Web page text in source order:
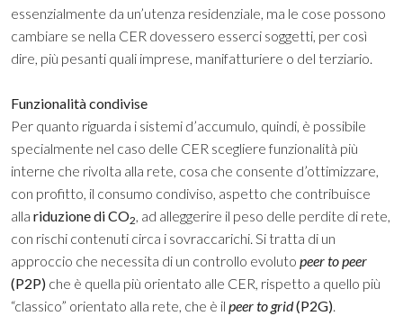
essenzialmente da un’utenza residenziale, ma le cose possono
cambiare se nella CER dovessero esserci soggetti, per così
dire, più pesanti quali imprese, manifatturiere o del terziario.
Funzionalità condivise
Per quanto riguarda i sistemi d’accumulo, quindi, è possibile
specialmente nel caso delle CER scegliere funzionalità più
interne che rivolta alla rete, cosa che consente d’ottimizzare,
con profitto, il consumo condiviso, aspetto che contribuisce
alla riduzione di CO2 , ad alleggerire il peso delle perdite di rete,
con rischi contenuti circa i sovraccarichi. Si tratta di un
approccio che necessita di un controllo evoluto peer to peer
(P2P) che è quella più orientato alle CER, rispetto a quello più
“classico” orientato alla rete, che è il peer to grid(P2G)